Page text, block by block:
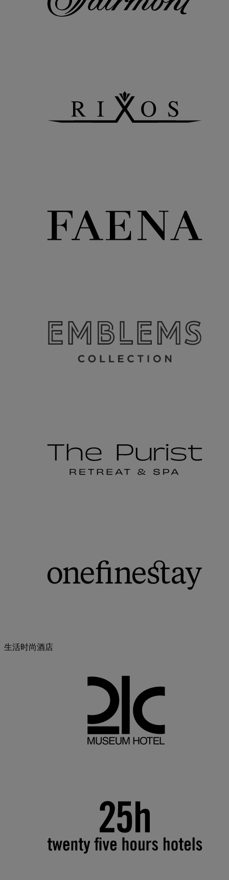
生活时尚酒店